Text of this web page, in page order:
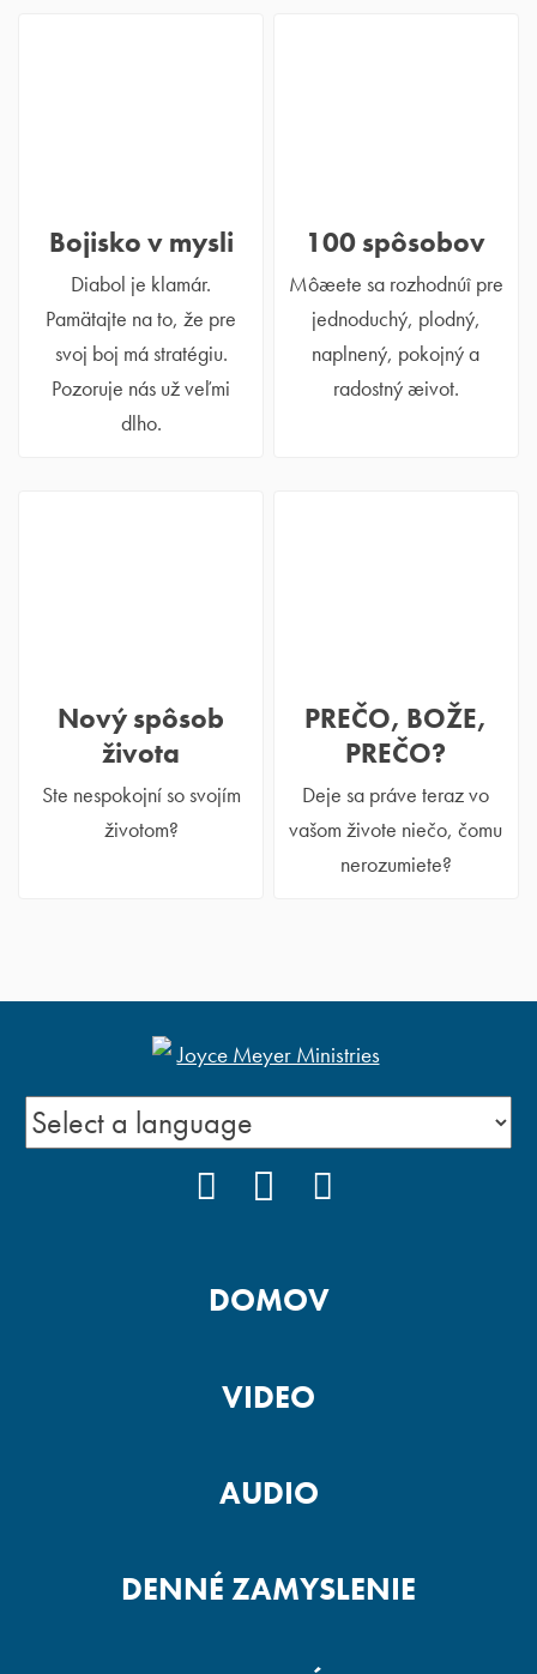
Bojisko v mysli
Diabol je klamár.
Pamätajte na to, že pre
svoj boj má stratégiu.
Pozoruje nás už veľmi
dlho.
100 spôsobov
Môæete sa rozhodnúî pre
jednoduchý, plodný,
naplnený, pokojný a
radostný æivot.
Nový spôsob
života
Ste nespokojní so svojím
životom?
PREČO, BOŽE,
PREČO?
Deje sa práve teraz vo
vašom živote niečo, čomu
nerozumiete?
FACEBOOK
YOUTUBE
DOMOV
VIDEO
AUDIO
DENNÉ ZAMYSLENIE